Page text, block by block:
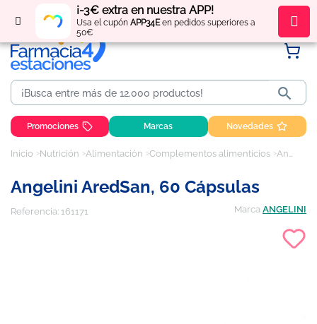
¡-3€ extra en nuestra APP!
Usa el cupón APP34Een pedidos superiores a
50€
Regístratey obténpuntos por tus compras

Promociones Marcas Novedades
Inicio Nutrición Alimentación Complementos alimenticios Angelini AredSan, 60 cápsulas
Angelini AredSan, 60 Cápsulas
Referencia: 161171 Marca ANGELINI